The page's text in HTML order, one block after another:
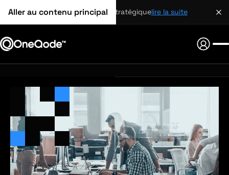
Aller au contenu principalpartenariat stratégiquelire la suite